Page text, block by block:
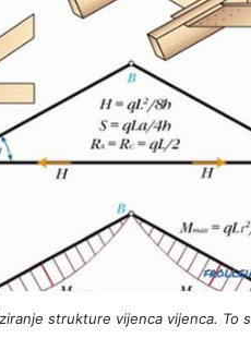
strukture vijenca vijenca.